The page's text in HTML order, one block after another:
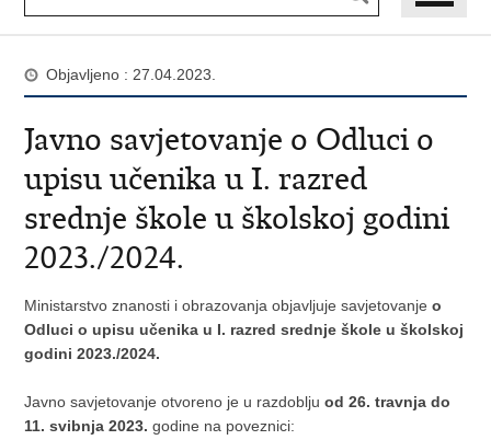
Objavljeno : 27.04.2023.
Javno savjetovanje o Odluci o
upisu učenika u I. razred
srednje škole u školskoj godini
2023./2024.
Ministarstvo znanosti i obrazovanja objavljuje savjetovanjeo
Odluci o upisu učenika u I. razred srednje škole u školskoj
godini 2023./2024.
Javno savjetovanje otvoreno je u razdoblju od 26. travnja do
11. svibnja 2023. godine na poveznici: